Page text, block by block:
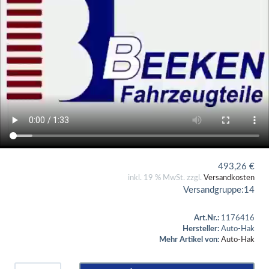
493,26 €
inkl. 19 % MwSt. zzgl. Versandkosten
Versandgruppe:14
Art.Nr.: 1176416
Hersteller: Auto-Hak
Mehr Artikel von: Auto-Hak